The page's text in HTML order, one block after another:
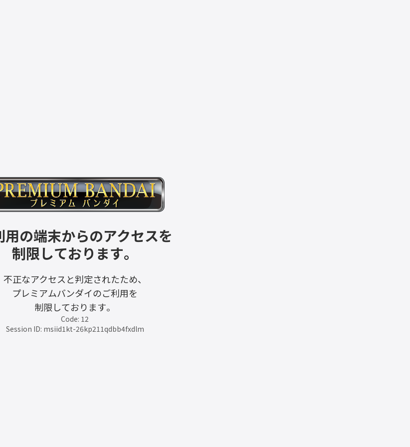
用の端末からのアクセスを
制限しております。
不正なアクセスと判定されたため、
プレミアムバンダイのご利用を
制限しております。
Code: 12
Session ID: msiid1kt-26kp211qdbb4fxdlm